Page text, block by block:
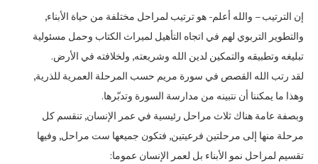
إن الترتيب – والله أعلم- هو ترتيب لمراحل مختلفة من حياة الأبناء,
والتطوير التربوي لهم في اتجاه التأهيل لميراث الكتاب وحمل مسئولية
تبليغه وتطبيقه والتمكين لدين الله وشريعته, ولخلافته في الأرض.
لقد رتب الله القصص في سورة مريم حسب المرحلة العمرية للذرية,
وهذا ما يمكننا أن نتبينه من مدارسة السورة وتدبّرها.
وبصفة عامة هناك ثلاث مراحل رئيسية في عمر الإنسان, تنقسم كل
مرحلة منها إلى مرحلتين فرعيتين, فتكون جميعها ست مراحل, وفيها
تقسيم لمراحل نمو الأبناء بل لعمر الإنسان عموما: